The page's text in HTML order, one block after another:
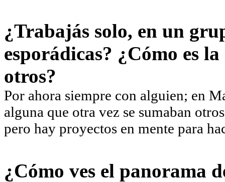
¿Trabajás solo, en un
esporádicas? ¿Cómo es
otros?
Por ahora siempre con alguien; en
alguna que otra vez se sumaban
pero hay proyectos en mente para
¿Cómo ves el panorama